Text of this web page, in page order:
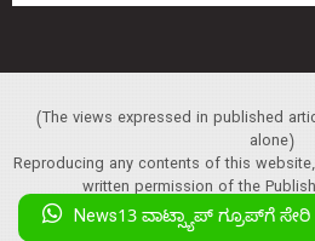
News13 ವಾಟ್ಸ್ಯಾಪ್‌ ಗ್ರೂಪ್‌ಗೆ ಸೇರಿ
(The views expressed in published
alone)
Reproducing any contents of this
written permission of the
Copyright :© 2013 News13.